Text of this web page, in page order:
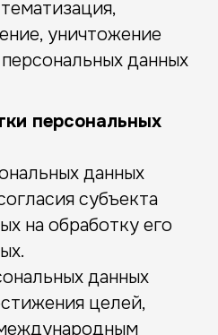
уничтожение
данных
персональных
данных
субъекта
на обработку его
данных
целей,